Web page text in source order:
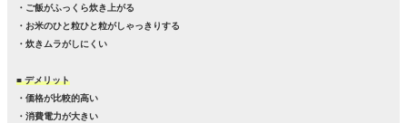
・ご飯がふっくら炊き上がる
・お米のひと粒ひと粒がしゃっきりする
・炊きムラがしにくい
■ デメリット
・価格が比較的高い
・消費電力が大きい